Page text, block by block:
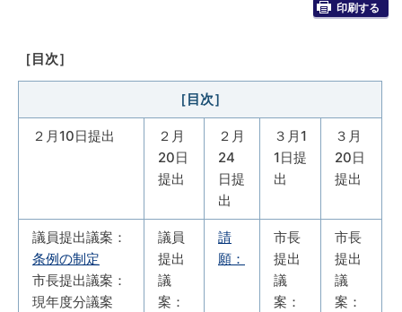
印刷する
［目次］
［目次］
２月10日提出
２月
20日
提出
２月
24
日提
出
３月1
1日提
出
３月
20日
提出
議員提出議案：
条例の制定
市長提出議案：
現年度分議案
議員
提出
議
案：
請
願：
市長
提出
議
案：
市長
提出
議
案：